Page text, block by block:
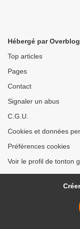
Hébergé par Overblog
Top articles
Pages
Contact
Signaler un abus
C.G.U.
Cookies et données
Préférences cookies
Voir le profil de tonton